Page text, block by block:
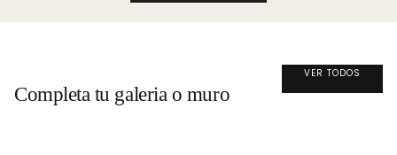
Completa tu galeria o muro
VER TODOS